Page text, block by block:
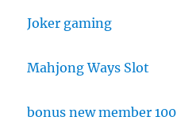
Joker gaming
Mahjong Ways Slot
bonus new member 100